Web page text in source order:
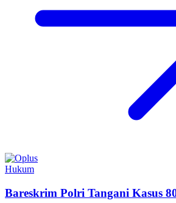
Hukum
Bareskrim Polri Tangani Kasus